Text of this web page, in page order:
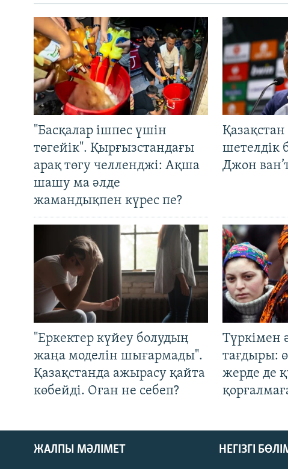
"Басқалар ішпес үшін
төгейік". Қырғызстандағы
арақ төгу челленджі: Ақша
шашу ма әлде
жамандықпен күрес пе?
шетелдік
Джон
"Еркектер күйеу болудың
жаңа моделін шығармады".
Қазақстанда ажырасу қайта
көбейді. Оған не себеп?
Түркімен
тағдыры:
жерде де
ЖАЛПЫ МӘЛІМЕТ НЕГІЗГІ